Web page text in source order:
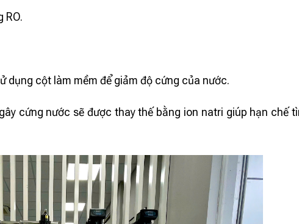
RO.
dụng cột làm mềm để giảm độ cứng của nước.
cứng nước sẽ được thay thế bằng ion natri giúp hạn chế